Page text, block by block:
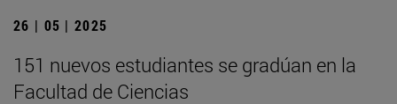
26 | 05 | 2025
151 nuevos estudiantes se gradúan en la
Facultad de Ciencias